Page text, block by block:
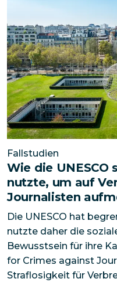
Fallstudien
Wie die UNESCO
nutzte, um auf
Journalisten
Die UNESCO hat
nutzte daher die
Bewusstsein für ihre
for Crimes against
Straflosigkeit für